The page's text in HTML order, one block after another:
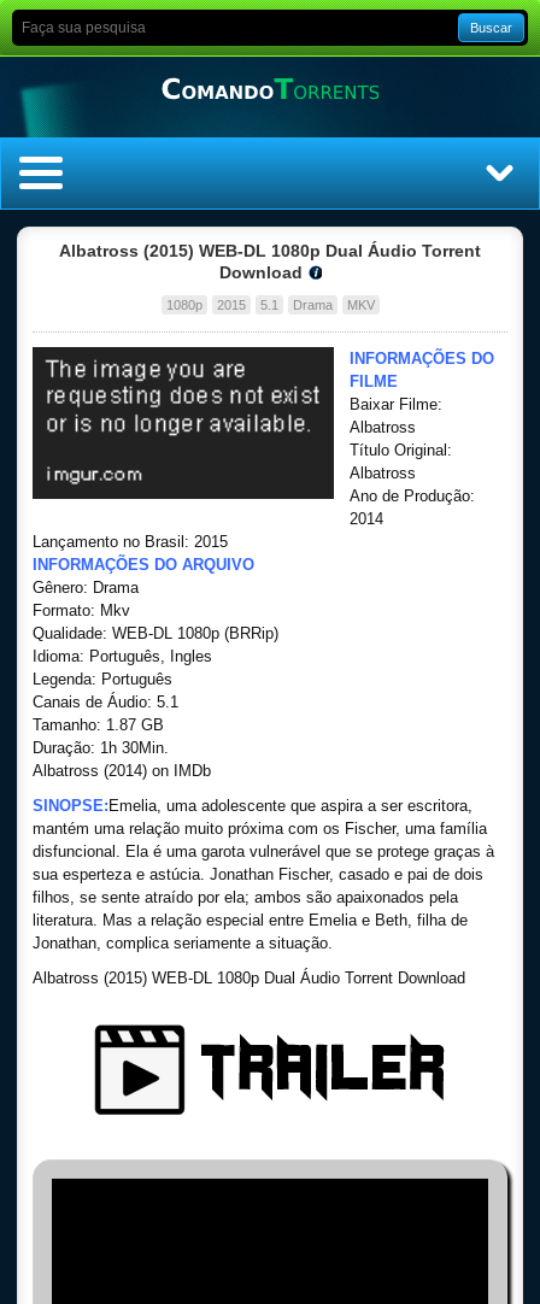
Buscar
Top Séries
Filmes
Albatross (2015) WEB-DL 1080p Dual Áudio Torrent
Download
1080p 2015 5.1 Drama MKV
INFORMAÇÕES DO
FILME
Baixar Filme:
Albatross
Título Original:
Albatross
Ano de Produção:
2014
Lançamento no Brasil: 2015
INFORMAÇÕES DO ARQUIVO
Gênero: Drama
Formato: Mkv
Qualidade: WEB-DL 1080p (BRRip)
Idioma: Português, Ingles
Legenda: Português
Canais de Áudio: 5.1
Tamanho: 1.87 GB
Duração: 1h 30Min.
Albatross (2014) on IMDb
SINOPSE: Emelia, uma adolescente que aspira a ser escritora,
mantém uma relação muito próxima com os Fischer, uma família
disfuncional. Ela é uma garota vulnerável que se protege graças à
sua esperteza e astúcia. Jonathan Fischer, casado e pai de dois
filhos, se sente atraído por ela; ambos são apaixonados pela
literatura. Mas a relação especial entre Emelia e Beth, filha de
Jonathan, complica seriamente a situação.
Albatross (2015) WEB-DL 1080p Dual Áudio Torrent Download